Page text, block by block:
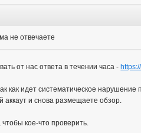
не отвечаете
от нас ответа в течении часа -
как идет систематическое нарушение
аккаут и снова размещаете обзор.
кое-что проверить.